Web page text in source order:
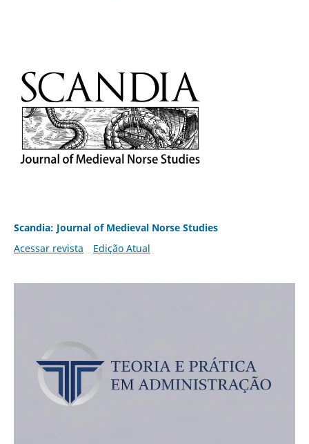
Scandia: Journal of Medieval Norse Studies
Acessar revista
Edição Atual